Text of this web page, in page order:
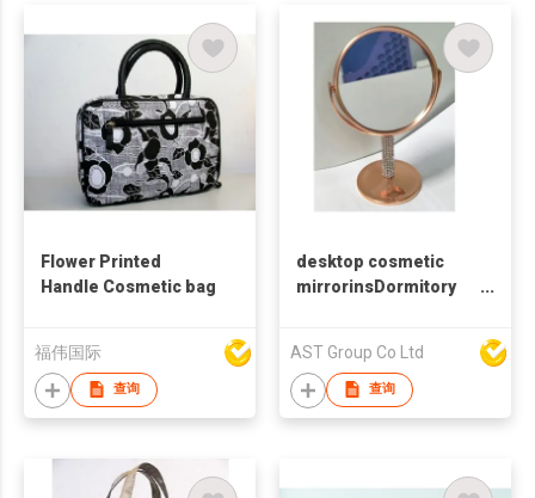
Flower Printed
Handle Cosmetic bag
福伟国际
查询
desktop cosmetic
mirrorinsDormitory
household bedroom
cosmetic mirror
AST Group Co Ltd
查询